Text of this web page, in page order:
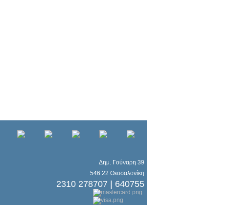
Δημ. Γούναρη 39
546 22 Θεσσαλονίκη
2310 278707 | 640755